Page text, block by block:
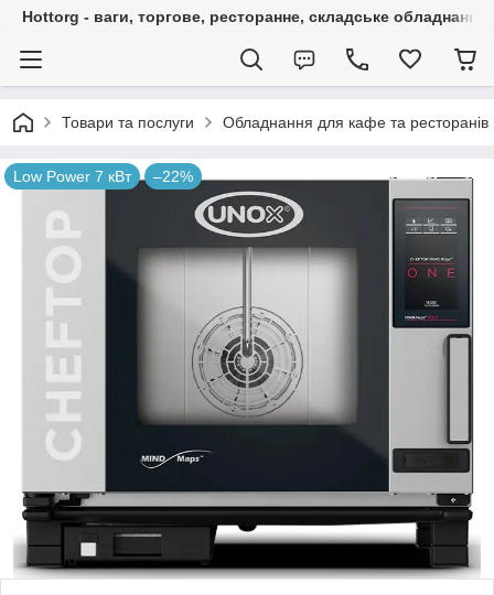
Hottorg - ваги, торгове, ресторанне, складське обладнання
Товари та послуги Обладнання для кафе та ресторанів
Low Power 7 кВт –22%